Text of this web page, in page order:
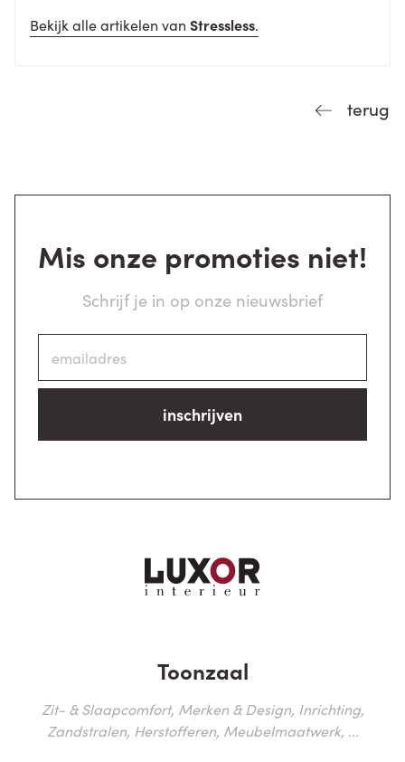
Bekijk alle artikelen van Stressless.
terug
Mis onze promoties niet!
Schrijf je in op onze nieuwsbrief
inschrijven
Toonzaal
Zit- & Slaapcomfort, Merken & Design, Inrichting,
Zandstralen, Herstofferen, Meubelmaatwerk, ...